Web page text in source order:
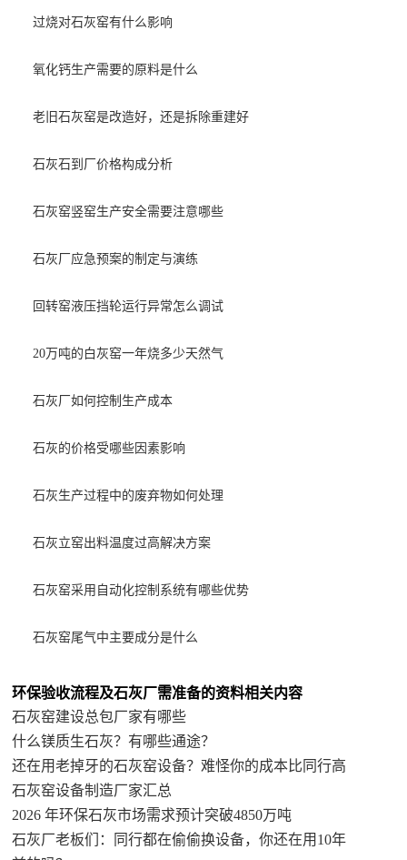
过烧对石灰窑有什么影响
氧化钙生产需要的原料是什么
老旧石灰窑是改造好，还是拆除重建好
石灰石到厂价格构成分析
石灰窑竖窑生产安全需要注意哪些
石灰厂应急预案的制定与演练
回转窑液压挡轮运行异常怎么调试
20万吨的白灰窑一年烧多少天然气
石灰厂如何控制生产成本
石灰的价格受哪些因素影响
石灰生产过程中的废弃物如何处理
石灰立窑出料温度过高解决方案
石灰窑采用自动化控制系统有哪些优势
石灰窑尾气中主要成分是什么
环保验收流程及石灰厂需准备的资料相关内容
石灰窑建设总包厂家有哪些
什么镁质生石灰？有哪些通途？
还在用老掉牙的石灰窑设备？难怪你的成本比同行高
石灰窑设备制造厂家汇总
2026 年环保石灰市场需求预计突破4850万吨
石灰厂老板们：同行都在偷偷换设备，你还在用10年